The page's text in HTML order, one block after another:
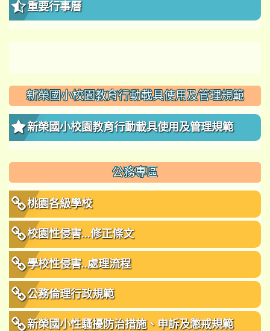
重要行事曆
新榮國小校園教育行動載具使用及管理規範
新榮國小校園教育行動載具使用及管理規範
公務專區
桃園各級學校
校園性侵害...修正條文
學校性侵害..處理流程
公務倫理行政規範
新榮國小性騷擾防治措施、申訴及懲戒規範